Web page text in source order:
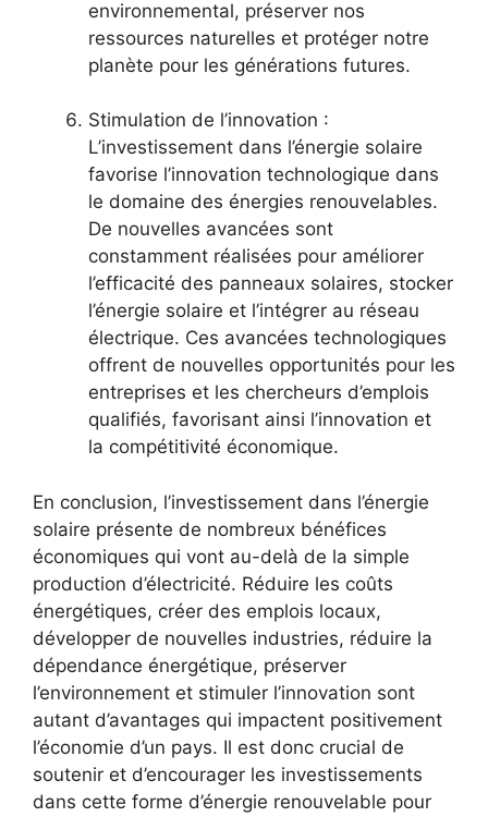
environnemental, préserver nos
ressources naturelles et protéger notre
planète pour les générations futures.
Stimulation de l’innovation​ :
L’investissement dans l’énergie solaire
favorise ⁤l’innovation technologique dans
⁣le domaine des énergies renouvelables.
De nouvelles avancées sont
constamment réalisées‍ pour améliorer
l’efficacité des panneaux solaires, stocker
⁢l’énergie‌ solaire et l’intégrer ⁤au réseau
⁢électrique. Ces avancées technologiques
offrent de nouvelles opportunités pour les
entreprises et les chercheurs d’emplois
‍qualifiés, favorisant ⁤ainsi l’innovation et
la compétitivité économique.
En conclusion, l’investissement dans l’énergie
solaire présente‍ de⁢ nombreux bénéfices
économiques qui⁤ vont au-delà de la simple
production d’électricité. Réduire ⁣les coûts
énergétiques, créer des emplois locaux,⁢
développer de nouvelles ⁤industries, réduire la
dépendance énergétique, ⁢préserver
l’environnement et ​stimuler l’innovation sont
autant d’avantages qui impactent⁢ positivement
l’économie d’un pays. Il est donc crucial de
soutenir et d’encourager⁤ les‍ investissements
dans cette forme​ d’énergie renouvelable pour